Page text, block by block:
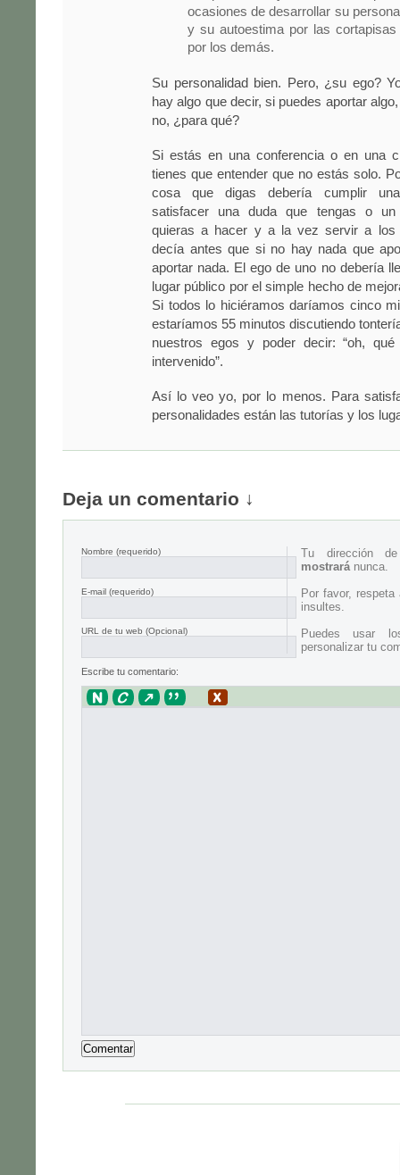
ocasiones de desarrollar su
y su autoestima por las cortapisas
por los demás.
Su personalidad bien. Pero, ¿su ego?
hay algo que decir, si puedes aportar
no, ¿para qué?
Si estás en una conferencia o en una
tienes que entender que no estás solo.
cosa que digas debería cumplir
satisfacer una duda que tengas o un
quieras a hacer y a la vez servir a los
decía antes que si no hay nada que
aportar nada. El ego de uno no debería
lugar público por el simple hecho de
Si todos lo hiciéramos daríamos cinco
estaríamos 55 minutos discutiendo
nuestros egos y poder decir: “oh,
intervenido”.
Así lo veo yo, por lo menos. Para
personalidades están las tutorías y los
Deja un comentario ↓
Nombre (requerido)
E-mail (requerido)
URL de tu web (Opcional)
Tu dirección
mostraránunca.
Por favor,
insultes.
Puedes usar
personalizar tu
Escribe tu comentario: